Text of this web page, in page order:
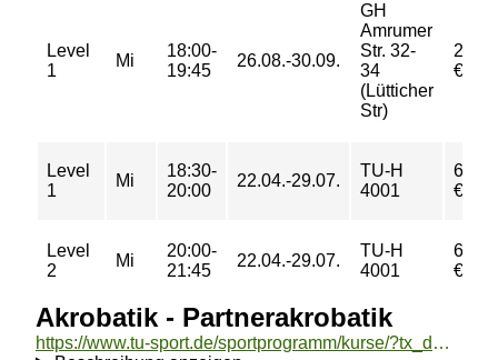
Level
1
Mi
18:00-
19:45
26.08.-30.09.
GH
Amrumer
Str. 32-
34
(Lütticher
Str)
26,00
€
Level
1
Mi
18:30-
20:00
22.04.-29.07.
TU-H
4001
6,00
€
Level
2
Mi
20:00-
21:45
22.04.-29.07.
TU-H
4001
6,00
€
Akrobatik - Partnerakrobatik
https://www.tu-sport.de/sportprogramm/kurse/?tx_dwzeh_courses%5Baction%5D=show&tx_dwzeh_courses%5BsportsDescription%5D=1163&cHash=dd33f70618998e5a74a4f8712c03f493